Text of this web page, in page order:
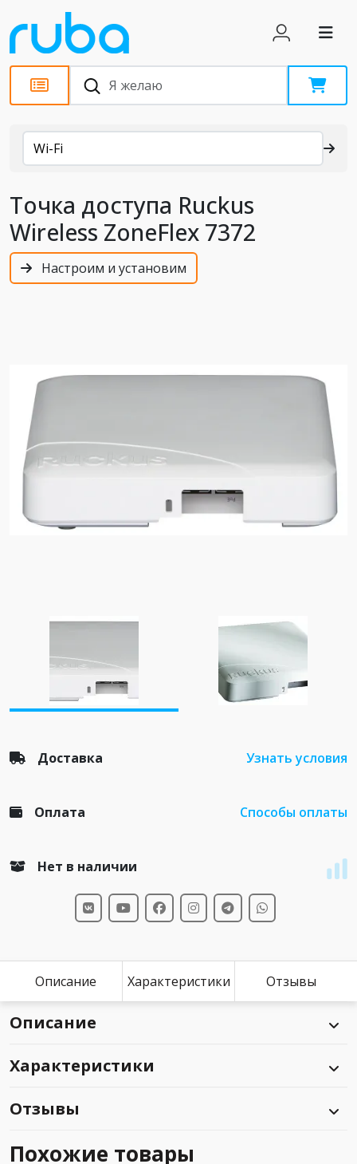
Каталог
Wi-Fi
Точка доступа Ruckus
Wireless ZoneFlex 7372
Настроим и установим
Доставка Узнать условия
Оплата Способы оплаты
Нет в наличии
Описание Характеристики Отзывы
Описание
Характеристики
Отзывы
Похожие товары